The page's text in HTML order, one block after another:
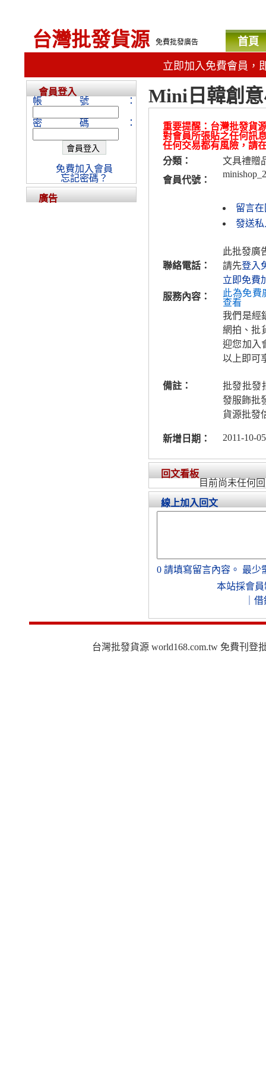
台灣批發貨源 免費批發廣告 首頁
立即加入免費會員，
Mini日韓創
重要提醒：台灣批發貨
對會員所張貼之任何訊
任何交易都有風險，請
分類：
文具禮贈
會員代號：
留言
發送私
聯絡電話：
此批發廣
請先登入
立即免費
服務內容：
此為免費
查看
我們是經
網拍、批
迎您加入
以上即可
備註：
批發批發
發服飾批
貨源批發
新增日期： 2011-10-
回文看板
目前尚未任何
線上加入回文
0 請填寫留言內容。 最少
本站採會員
借
會員登入
帳號：
密碼：
免費加入會員
忘記密碼？
廣告
台灣批發貨源 world168.com.tw 免費刊登